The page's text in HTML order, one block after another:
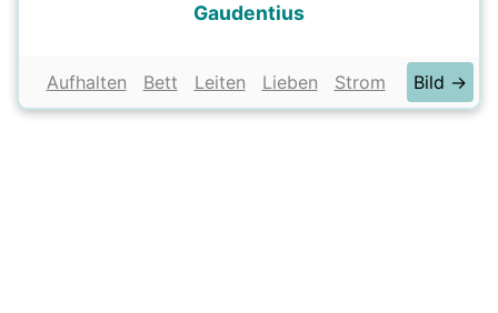
Gaudentius
Aufhalten Bett Leiten Lieben Strom Bild →